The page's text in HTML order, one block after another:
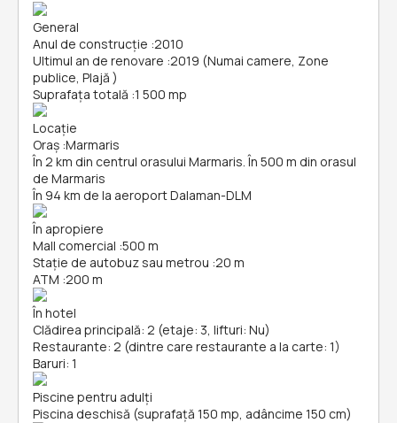
General
Anul de construcție :2010
Ultimul an de renovare :2019 (Numai camere, Zone
publice, Plajă )
Suprafața totală :1 500 mp
Locație
Oraș :Marmaris
În 2 km din centrul orasului Marmaris. În 500 m din orasul
de Marmaris
În 94 km de la aeroport Dalaman-DLM
În apropiere
Mall comercial :500 m
Stație de autobuz sau metrou :20 m
ATM :200 m
În hotel
Clădirea principală: 2 (etaje: 3, lifturi: Nu)
Restaurante: 2 (dintre care restaurante a la carte: 1)
Baruri: 1
Piscine pentru adulți
Piscina deschisă (suprafață 150 mp, adâncime 150 cm)